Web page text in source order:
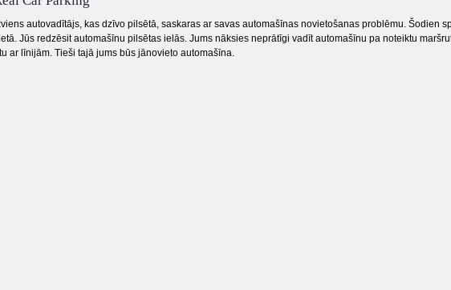
autovadītājs, kas dzīvo pilsētā, saskaras ar savas automašīnas novietošanas problēmu.
Jūs redzēsit automašīnu pilsētas ielās. Jums nāksies neprātīgi vadīt automašīnu pa noteiktu
ar līnijām. Tieši tajā jums būs jānovieto automašīna.